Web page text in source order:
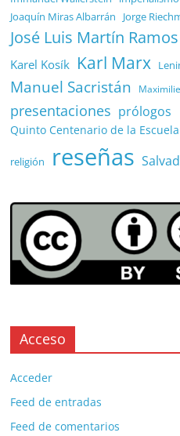
Joaquín Miras Albarrán Jorge
José Luis Martín Ramos
Karel Kosík Karl Marx
Manuel Sacristán
presentaciones prólogos
Quinto Centenario de la
religión reseñas
Acceso
Acceder
Feed de entradas
Feed de comentarios